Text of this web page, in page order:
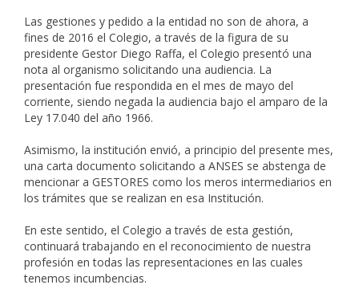
Las gestiones y pedido a la entidad no son de ahora, a
fines de 2016 el Colegio, a través de la figura de su
presidente Gestor Diego Raffa, el Colegio presentó una
nota al organismo solicitando una audiencia. La
presentación fue respondida en el mes de mayo del
corriente, siendo negada la audiencia bajo el amparo de la
Ley 17.040 del año 1966.
Asimismo, la institución envió, a principio del presente mes,
una carta documento solicitando a ANSES se abstenga de
mencionar a GESTORES como los meros intermediarios en
los trámites que se realizan en esa Institución.
En este sentido, el Colegio a través de esta gestión,
continuará trabajando en el reconocimiento de nuestra
profesión en todas las representaciones en las cuales
tenemos incumbencias.